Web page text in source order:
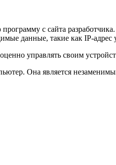
с сайта
данные, такие как IP-адрес
управлять своим
Она является